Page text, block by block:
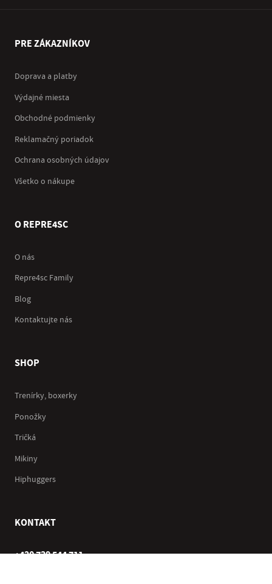
PRE ZÁKAZNÍKOV
Doprava a platby
Výdajné miesta
Obchodné podmienky
Reklamačný poriadok
Ochrana osobných údajov
Všetko o nákupe
O REPRE4SC
O nás
Repre4sc Family
Blog
Kontaktujte nás
SHOP
Trenírky, boxerky
Ponožky
Tričká
Mikiny
Hiphuggers
KONTAKT
+420 739 544 711